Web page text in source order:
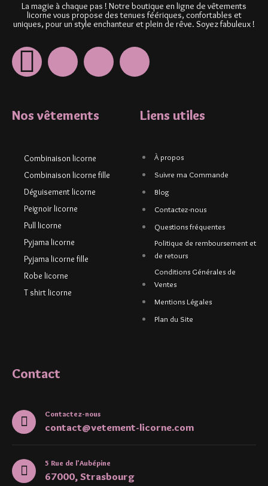
La magie à chaque pas ! Notre boutique en ligne de vêtements
licorne vous propose des tenues féériques, confortables et
uniques, pour un style enchanteur et plein de rêve. Soyez fabuleux !
Nos vêtements
Combinaison licorne
Combinaison licorne fille
Déguisement licorne
Peignoir licorne
Pull licorne
Pyjama licorne
Pyjama licorne fille
Robe licorne
T shirt licorne
Liens utiles
À propos
Suivre ma Commande
Blog
Contactez-nous
Questions fréquentes
Politique de remboursement et
de retours
Conditions Générales de
Ventes
Mentions Légales
Plan du Site
Contact
Contactez-nous
contact@vetement-licorne.com
5 Rue de l'Aubépine
67000, Strasbourg